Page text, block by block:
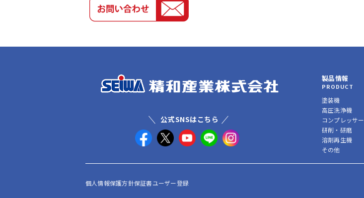
製品情報
PRODUCT
塗装機
高圧洗浄機
コンプレッサー
研削・研磨
溶剤再生機
その他
公式SNSはこちら
個人情報保護方針保証書ユーザー登録